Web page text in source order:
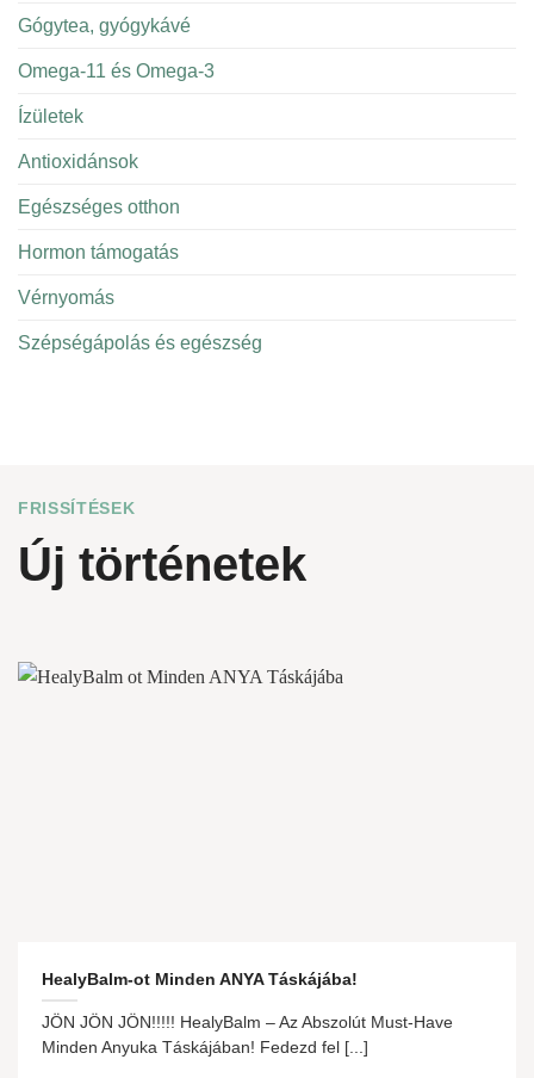
Gógytea, gyógykávé
Omega-11 és Omega-3
Ízületek
Antioxidánsok
Egészséges otthon
Hormon támogatás
Vérnyomás
Szépségápolás és egészség
FRISSÍTÉSEK
Új történetek
HealyBalm-ot Minden ANYA Táskájába!
JÖN JÖN JÖN!!!!! HealyBalm – Az Abszolút Must-Have
Minden Anyuka Táskájában! Fedezd fel [...]